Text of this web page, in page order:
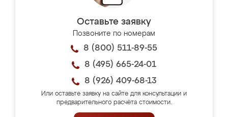
Оставьте заявку
Позвоните по номерам
8 (800) 511-89-55
8 (495) 665-24-01
8 (926) 409-68-13
Или оставьте заявку на сайте для консультации и
предварительного расчёта стоимости.